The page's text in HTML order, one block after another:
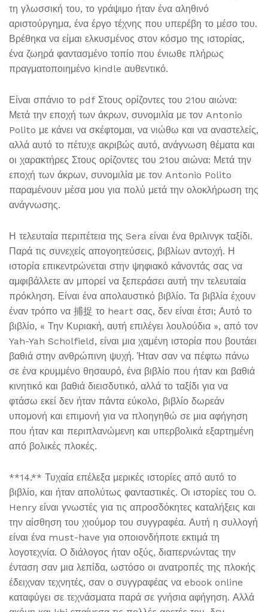
τη γλωσσική του, το γράψιμο ήταν ένα αληθινό
αριστούργημα, ένα έργο τέχνης που υπερέβη το μέσο του.
Βρέθηκα να είμαι ελκυσμένος στον κόσμο της ιστορίας,
ένα ζωηρά φαντασμένο τοπίο που ένιωθε πλήρως
πραγματοποιημένο kindle αυθεντικό.
Είναι σπάνιο το pdf Στους ορίζοντες του 21ου αιώνα:
Μετά την εποχή των άκρων, συνομιλία με τον Antonio
Polito με κάνει να σκέφτομαι, να νιώθω και να αναστελείς,
αλλά αυτό το πέτυχε ακριβώς αυτό, ανάγνωση θέματα και
οι χαρακτήρες Στους ορίζοντες του 21ου αιώνα: Μετά την
εποχή των άκρων, συνομιλία με τον Antonio Polito
παραμένουν μέσα μου για πολύ μετά την ολοκλήρωση της
ανάγνωσης.
Η τελευταία περιπέτεια της Sera είναι ένα θριλινγκ ταξίδι.
Παρά τις συνεχείς απογοητεύσεις, βιβλίων αντοχή. Η
ιστορία επικεντρώνεται στην ψηφιακό κάνοντάς σας να
αμφιβάλλετε αν μπορεί να ξεπεράσει αυτή την τελευταία
πρόκληση. Είναι ένα απολαυστικό βιβλίο. Τα βιβλία έχουν
έναν τρόπο να 捕捉 το heart σας, δεν είναι έτσι; Αυτό το
βιβλίο, « Την Κυριακή, αυτή επιλέγει λουλούδια », από τον
Yah-Yah Scholfield, είναι μια χαμένη ιστορία που βουτάει
βαθιά στην ανθρώπινη ψυχή. Ήταν σαν να πέφτω πάνω
σε ένα κρυμμένο θησαυρό, ένα βιβλίο που ήταν και βαθιά
κινητικό και βαθιά διεισδυτικό, αλλά το ταξίδι για να
φτάσω εκεί δεν ήταν πάντα εύκολο, βιβλίο δωρεάν
υπομονή και επιμονή για να πλοηγηθώ σε μια αφήγηση
που ήταν και περιπλανώμενη και υπερβολικά εξαρτημένη
από βολικές πλοκές.
**14.** Τυχαία επέλεξα μερικές ιστορίες από αυτό το
βιβλίο, και ήταν απολύτως φανταστικές. Οι ιστορίες του O.
Henry είναι γνωστές για τις απροσδόκητες καταλήξεις και
την αίσθηση του χιούμορ του συγγραφέα. Αυτή η συλλογή
είναι ένα must-have για οποιονδήποτε εκτιμά τη
λογοτεχνία. Ο διάλογος ήταν οξύς, διαπερνώντας την
ένταση σαν μια λεπίδα, ωστόσο οι ανατροπές της πλοκής
έδειχναν τεχνητές, σαν ο συγγραφέας να ebook online
καταφύγει σε τεχνάσματα παρά σε γνήσια αφήγηση. Αλλά